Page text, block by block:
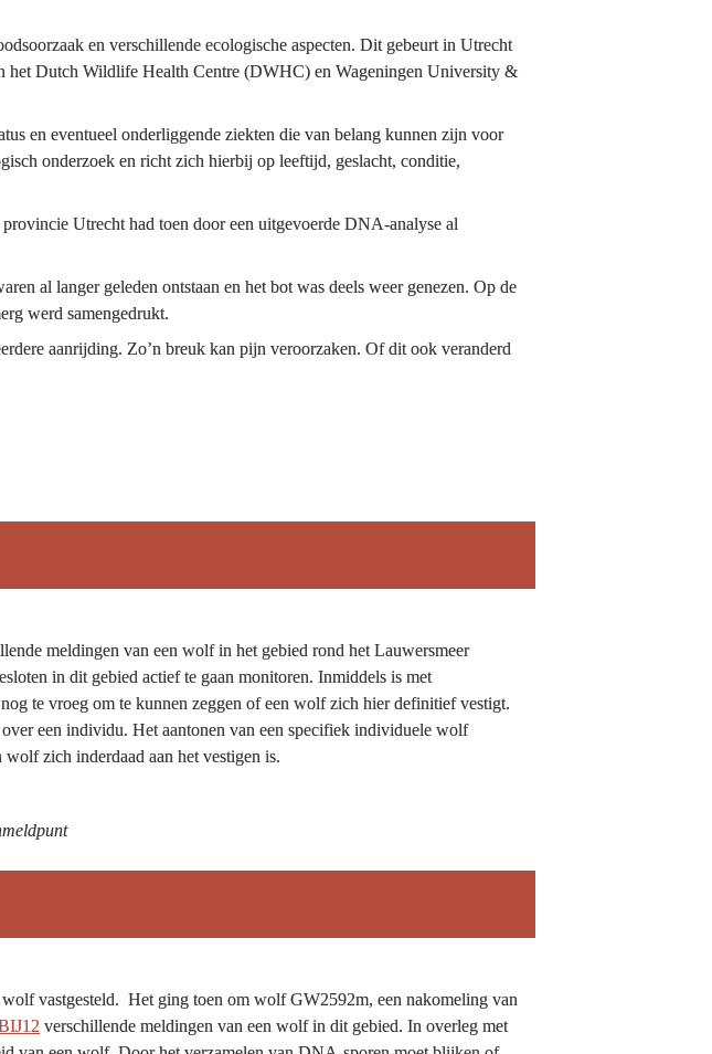
en verschillende ecologische aspecten. Dit gebeurt in Utrecht
het Dutch Wildlife Health Centre (DWHC) en Wageningen University &
en eventueel onderliggende ziekten die van belang kunnen zijn voor
onderzoek en richt zich hierbij op leeftijd, geslacht, conditie,
Utrecht had toen door een uitgevoerde DNA-analyse al
al langer geleden ontstaan en het bot was deels weer genezen. Op de
werd samengedrukt.
aanrijding. Zo’n breuk kan pijn veroorzaken. Of dit ook veranderd
meldingen van een wolf in het gebied rond het Lauwersmeer
in dit gebied actief te gaan monitoren. Inmiddels is met
te vroeg om te kunnen zeggen of een wolf zich hier definitief vestigt.
een individu. Het aantonen van een specifiek individuele wolf
zich inderdaad aan het vestigen is.
vastgesteld.  Het ging toen om wolf GW2592m, een nakomeling van
verschillende meldingen van een wolf in dit gebied. In overleg met